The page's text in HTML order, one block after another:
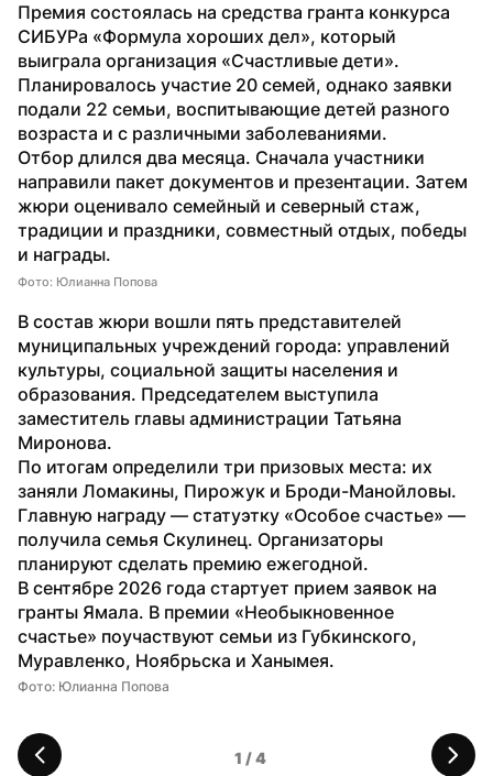
Премия состоялась на средства гранта конкурса
СИБУРа «Формула хороших дел», который
выиграла организация «Счастливые дети».
Планировалось участие 20 семей, однако заявки
подали 22 семьи, воспитывающие детей разного
возраста и с различными заболеваниями.
Отбор длился два месяца. Сначала участники
направили пакет документов и презентации. Затем
жюри оценивало семейный и северный стаж,
традиции и праздники, совместный отдых, победы
и награды.
Фото: Юлианна Попова
В состав жюри вошли пять представителей
муниципальных учреждений города: управлений
культуры, социальной защиты населения и
образования. Председателем выступила
заместитель главы администрации Татьяна
Миронова.
По итогам определили три призовых места: их
заняли Ломакины, Пирожук и Броди-Манойловы.
Главную награду — статуэтку «Особое счастье» —
получила семья Скулинец. Организаторы
планируют сделать премию ежегодной.
В сентябре 2026 года стартует прием заявок на
гранты Ямала. В премии «Необыкновенное
счастье» поучаствуют семьи из Губкинского,
Муравленко, Ноябрьска и Ханымея.
1 / 4
Фото: Юлианна Попова